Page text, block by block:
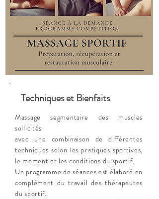
Techniques et Bienfaits
Massage segmentaire des muscles
sollicités
avec une combinaison de différentes
techniques selon les pratiques sportives,
le moment et les conditions du sportif.
Un programme de séances est élaboré en
complément du travail des thérapeutes
du sportif.